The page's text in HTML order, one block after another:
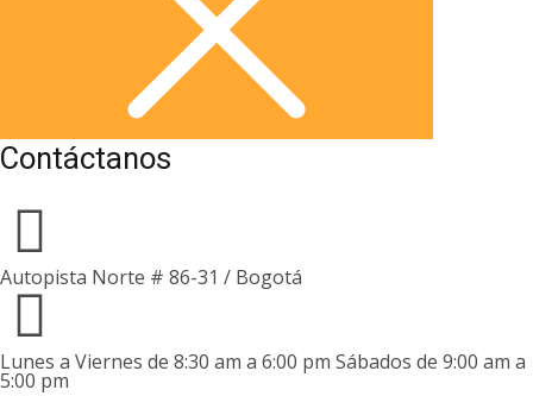
Contáctanos
Autopista Norte # 86-31 / Bogotá
Lunes a Viernes de 8:30 am a 6:00 pm Sábados de 9:00 am a
5:00 pm